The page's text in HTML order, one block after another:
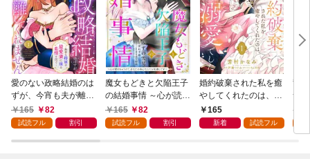
愛のない政略結婚のは
ずが、今宵も夫が離し
てくれません～無骨な
将軍は最愛妻に滾る恋
1話
165 82
試読フル 割引
魔女もどきと欠陥王子
の結婚事情 ～心が読め
ちゃうので、あなたの
本心なんてお見通しで
165 82
試読フル 割引
婚約破棄された私を癒
やしてくれたのは、不
器用王子様の溺愛でし
た【単話売】 1話
165
新着 試読フル
竜
つ
た
な